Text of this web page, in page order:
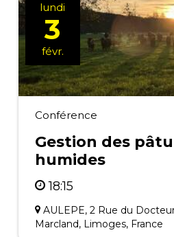
Conférence
Gestion des
humides
18:15
AULEPE, 2 Rue du
Marcland, Limoges, France
lundi
3
févr.